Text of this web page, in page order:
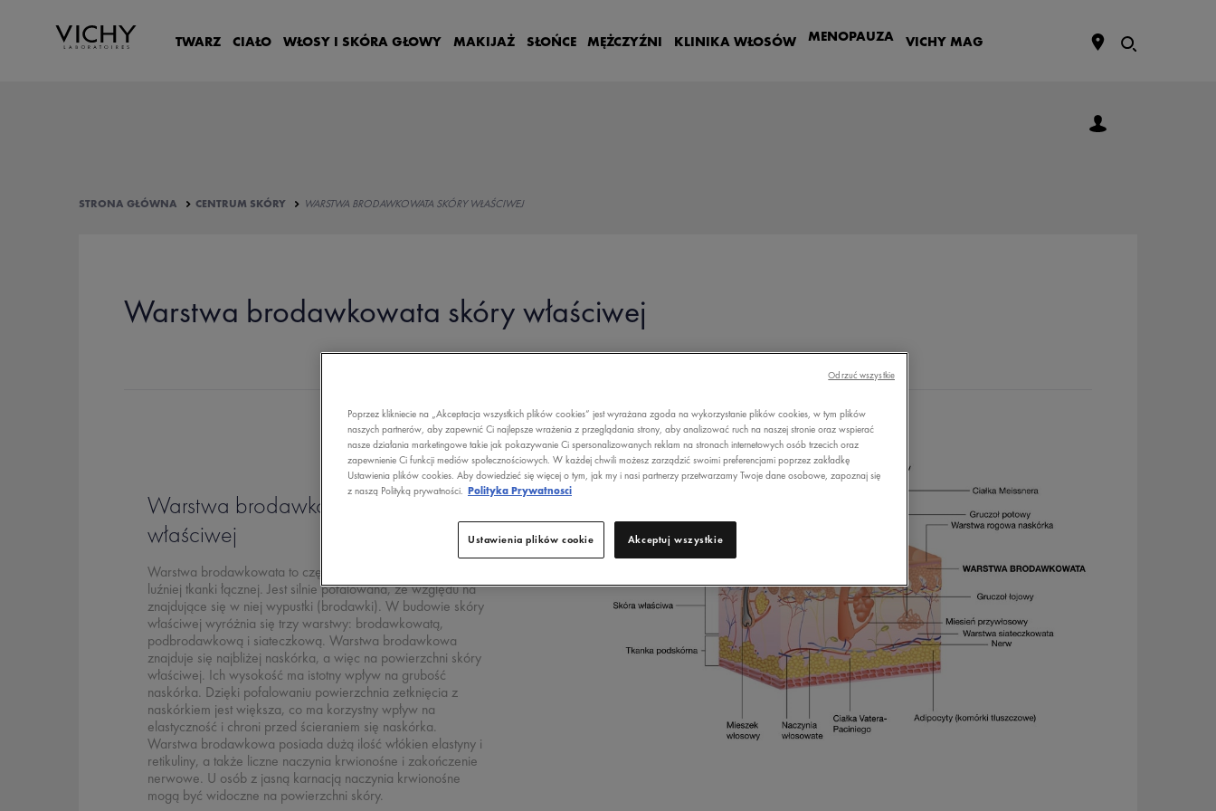
TWARZ CIAŁO WŁOSY I SKÓRA GŁOWY MAKIJAŻ SŁOŃCE MĘŻCZYŹNI KLINIKA WŁOSÓW MENOPAUZA VICHYMAG
STRONA GŁÓWNA CENTRUM SKÓRY WARSTWA BRODAWKOWATA SKÓRY WŁAŚCIWEJ
Warstwa brodawkowata skóry właściwej
Warstwa brodawkowata skóry
właściwej
Warstwa brodawkowata to część skóry właściwej, złożona z
luźniej tkanki łącznej. Jest silnie pofalowana, ze względu na
znajdujące się w niej wypustki (brodawki). W budowie skóry
właściwej wyróżnia się trzy warstwy: brodawkowatą,
podbrodawkową i siateczkową. Warstwa brodawkowa
znajduje się najbliżej naskórka, a więc na powierzchni skóry
właściwej. Ich wysokość ma istotny wpływ na grubość
naskórka. Dzięki pofalowaniu powierzchnia zetknięcia z
naskórkiem jest większa, co ma korzystny wpływ na
elastyczność i chroni przed ścieraniem się naskórka.
Warstwa brodawkowa posiada dużą ilość włókien elastyny i
retikuliny, a także liczne naczynia krwionośne i zakończenie
nerwowe. U osób z jasną karnacją naczynia krwionośne
mogą być widoczne na powierzchni skóry.
Poprzez klikniecie na „Akceptacja wszystkich plików cookies” jest wyrażana zgoda na wykorzystanie plików cookies, w tym plików
naszych partnerów, aby zapewnić Ci najlepsze wrażenia z przeglądania strony, aby analizować ruch na naszej stronie oraz wspierać
nasze działania marketingowe takie jak pokazywanie Ci spersonalizowanych reklam na stronach internetowych osób trzecich oraz
zapewnienie Ci funkcji mediów społecznościowych. W każdej chwili możesz zarządzić swoimi preferencjami poprzez zakładkę
Ustawienia plików cookies. Aby dowiedzieć się więcej o tym, jak my i nasi partnerzy przetwarzamy Twoje dane osobowe, zapoznaj się
z naszą Polityką prywatności. Polityka Prywatnosci
Ustawienia plików cookie Akceptuj wszystkie
Odrzuć wszystkie